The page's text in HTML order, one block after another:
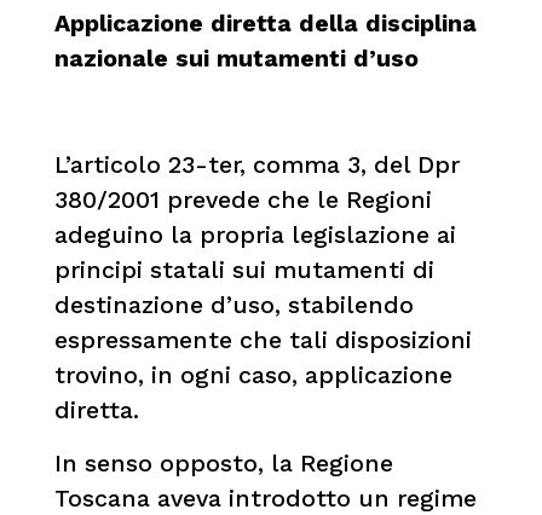
Applicazione diretta della disciplina
nazionale sui mutamenti d’uso
L’articolo 23-ter, comma 3, del Dpr
380/2001 prevede che le Regioni
adeguino la propria legislazione ai
principi statali sui mutamenti di
destinazione d’uso, stabilendo
espressamente che tali disposizioni
trovino, in ogni caso, applicazione
diretta.
In senso opposto, la Regione
Toscana aveva introdotto un regime